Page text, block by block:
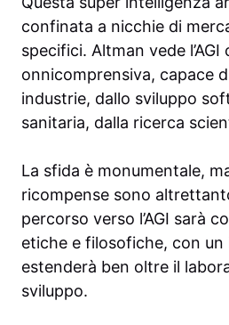
confinata a nicchie di
specifici. Altman vede
onnicomprensiva, capace
industrie, dallo sviluppo
sanitaria, dalla ricerca
La sfida è monumentale,
ricompense sono
percorso verso l’AGI sarà
etiche e filosofiche, con
estenderà ben oltre il
sviluppo.